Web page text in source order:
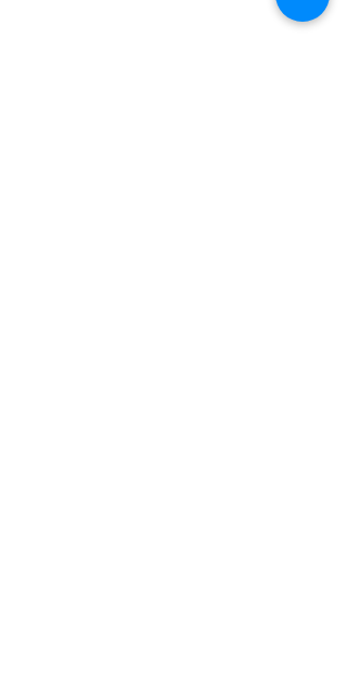
Kartel manipulasi projek tender kerajaan